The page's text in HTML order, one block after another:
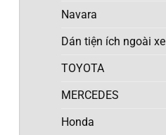
Navara
Dán tiện ích ngoài xe
TOYOTA
MERCEDES
Honda